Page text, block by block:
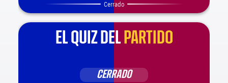
Cerrado
EL QUIZ DEL PARTIDO
CERRADO